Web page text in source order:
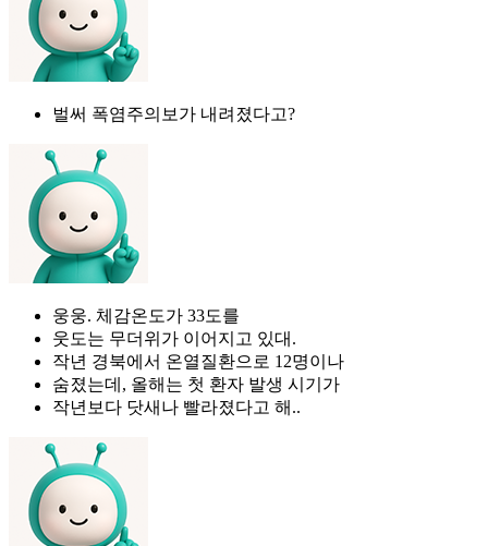
벌써 폭염주의보가 내려졌다고?
웅웅. 체감온도가 33도를
웃도는 무더위가 이어지고 있대.
작년 경북에서 온열질환으로 12명이나
숨졌는데, 올해는 첫 환자 발생 시기가
작년보다 닷새나 빨라졌다고 해..